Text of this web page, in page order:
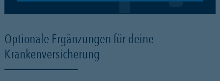
Optionale Ergänzungen für deine
Krankenversicherung